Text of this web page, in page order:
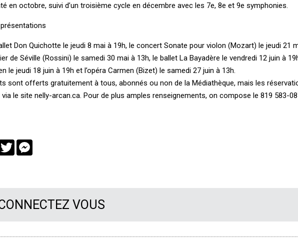
en octobre, suivi d’un troisième cycle en décembre avec les 7e, 8e et 9e symphonies.
Don Quichotte le jeudi 8 mai à 19h, le concert Sonate pour violon (Mozart) le jeudi 21
de Séville (Rossini) le samedi 30 mai à 13h, le ballet La Bayadère le vendredi 12 juin à
le jeudi 18 juin à 19h et l’opéra Carmen (Bizet) le samedi 27 juin à 13h.
sont offerts gratuitement à tous, abonnés ou non de la Médiathèque, mais les
le site nelly-arcan.ca. Pour de plus amples renseignements, on compose le 819 583-
TwitterMessenger
VOUS